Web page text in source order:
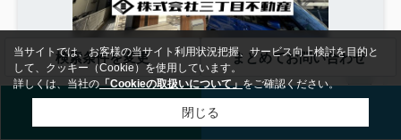
‐三丁目不動産- 熊谷市石原 平成29年築
検索条件を変更 まとめてお問い合わせ
当サイトでは、お客様の当サイト利用状況把握、サービス向上検討を目的と
して、クッキー（Cookie）を使用しています。
詳しくは、当社の「Cookieの取扱いについて」をご確認ください。
閉じる